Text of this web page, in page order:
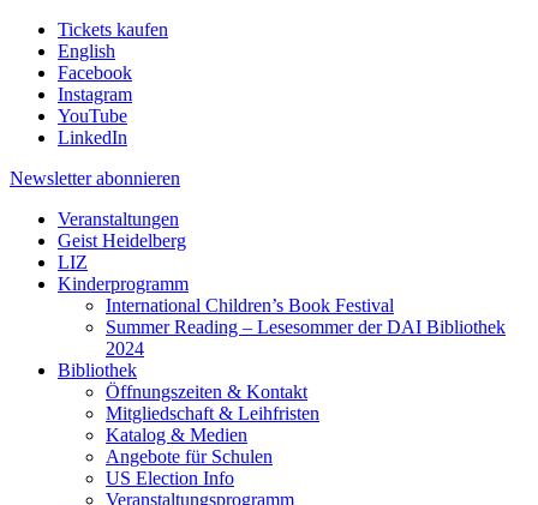
Tickets kaufen
English
Facebook
Instagram
YouTube
LinkedIn
Newsletter abonnieren
Veranstaltungen
Geist Heidelberg
LIZ
Kinderprogramm
International Children’s Book Festival
Summer Reading – Lesesommer der DAI Bibliothek
2024
Bibliothek
Öffnungszeiten & Kontakt
Mitgliedschaft & Leihfristen
Katalog & Medien
Angebote für Schulen
US Election Info
Veranstaltungsprogramm